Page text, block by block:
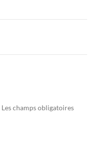
Les champs obligatoires